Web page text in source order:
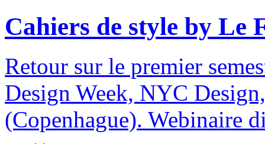
Cahiers de style by Le
Retour sur le premier
Design Week, NYC
(Copenhague). Webinaire